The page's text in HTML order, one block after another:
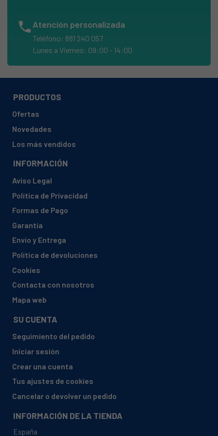
AEG, 911054027 02 FFB51400ZW
AEG, 911054027 03 FFB51400ZW
AEG, 91105402702 FFB51400ZW
AEG, 91105402703 FFB51400ZW
AEG, 91105402705 FFB51400ZW
AEG, 91105402706 FFB51400ZW
AEG, 911054028 02 FFB51400ZM
AEG, 91105402806 FFB51400ZM
AEG, 911054029 02 FFB62400PW
AEG, 91105402904 FFB62400PW
phone Atención personalizada
Teléfono: 881 240 057
Lunes a Viernes: 09:00 - 14:00
PRODUCTOS
Ofertas
Novedades
Los más vendidos
INFORMACIÓN
Aviso Legal
Política de Privacidad
Formas de Pago
Garantía
Envío y Entrega
Política de devoluciones
Cookies
Contacta con nosotros
Mapa web
SU CUENTA
Seguimiento del pedido
Iniciar sesión
Crear una cuenta
Tus ajustes de cookies
Cancelar o devolver un pedido
INFORMACIÓN DE LA TIENDA
España